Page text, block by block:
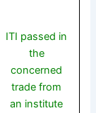
ITI passed in
the
concerned
trade from
an institute